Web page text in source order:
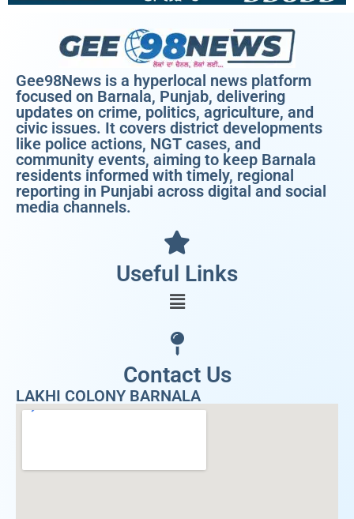
Gee98News is a hyperlocal news platform
focused on Barnala, Punjab, delivering
updates on crime, politics, agriculture, and
civic issues. It covers district developments
like police actions, NGT cases, and
community events, aiming to keep Barnala
residents informed with timely, regional
reporting in Punjabi across digital and social
media channels.
Useful Links
Contact Us
LAKHI COLONY BARNALA